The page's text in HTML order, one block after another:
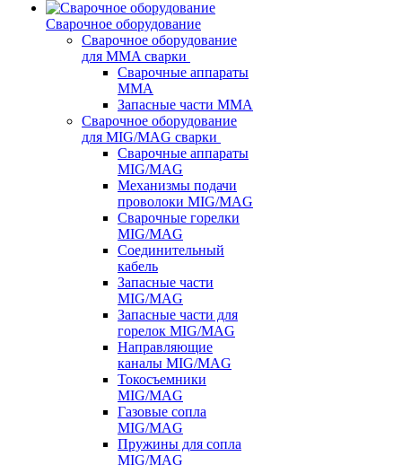
Сварочное оборудование
Сварочное оборудование
для MMA сварки
Сварочные аппараты
MMA
Запасные части MMA
Сварочное оборудование
для MIG/MAG сварки
Сварочные аппараты
MIG/MAG
Механизмы подачи
проволоки MIG/MAG
Сварочные горелки
MIG/MAG
Соединительный
кабель
Запасные части
MIG/MAG
Запасные части для
горелок MIG/MAG
Направляющие
каналы MIG/MAG
Токосъемники
MIG/MAG
Газовые сопла
MIG/MAG
Пружины для сопла
MIG/MAG